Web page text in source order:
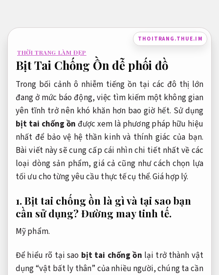
nội
THOITRANG.THUE.IM
THỜI TRANG LÀM ĐẸP
Bịt Tai Chống Ồn dễ phối đồ
Trong bối cảnh ô nhiễm tiếng ồn tại các đô thị lớn
đang ở mức báo động, việc tìm kiếm một không gian
yên tĩnh trở nên khó khăn hơn bao giờ hết. Sử dụng
bịt tai chống ồn được xem là phương pháp hữu hiệu
nhất để bảo vệ hệ thần kinh và thính giác của bạn.
Bài viết này sẽ cung cấp cái nhìn chi tiết nhất về các
loại dòng sản phẩm, giá cả cũng như cách chọn lựa
tối ưu cho từng yêu cầu thực tế cụ thể.Giá hợp lý.
1. Bịt tai chống ồn là gì và tại sao bạn
cần sử dụng? Đường may tinh tế.
Mỹ phẩm.
Để hiểu rõ tại sao bịt tai chống ồn lại trở thành vật
dụng “vật bất ly thân” của nhiều người, chúng ta cần